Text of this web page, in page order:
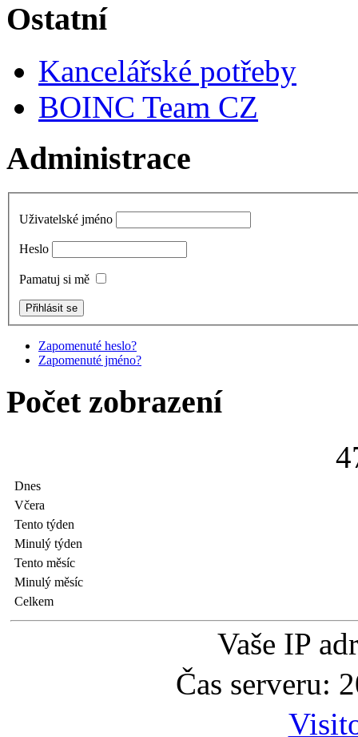
Ostatní
Kancelářské potřeby
BOINC Team CZ
Administrace
Uživatelské jméno
Heslo
Pamatuj si mě
Zapomenuté heslo?
Zapomenuté jméno?
Počet zobrazení
4
Dnes
Včera
Tento týden
Minulý týden
Tento měsíc
Minulý měsíc
Celkem
Vaše IP
Čas serveru: